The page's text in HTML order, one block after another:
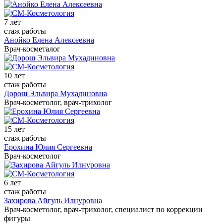
7 лет
стаж работы
Анойко Елена Алексеевна
Врач-косметалог
10 лет
стаж работы
Дорош Эльвира Мухадиновна
Врач-косметолог, врач-трихолог
15 лет
стаж работы
Ерохина Юлия Сергеевна
Врач-косметолог
6 лет
стаж работы
Захирова Айгуль Илнуровна
Врач-косметолог, врач-трихолог, специалист по коррекции
фигуры